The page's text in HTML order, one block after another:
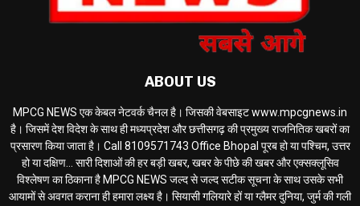
ABOUT US
MPCG NEWS एक केबल नेटवर्क चैनल है। जिसकी वेबसाइट www.mpcgnews.in
है। जिसमें देश विदेश के साथ ही मध्यप्रदेश और छत्तीसगढ़ की प्रमुख्य राजनितिक खबरों का
प्रसारण किया जाता है। Call 8109571743 Office Bhopal पूरब हो या पश्चिम, उत्तर
हो या दक्षिण... सारी दिशाओं की हर बड़ी खबर, खबर के पीछे की खबर और एक्सक्लूसिव
विश्लेषण का ठिकाना है MPCG NEWS जल्द से जल्द सटीक सूचना के साथ उसके सभी
आयामों से अवगत कराना ही हमारा लक्ष्य है। सियासी गलियारे हों या ग्लैमर दुनिया, जुर्म की गली